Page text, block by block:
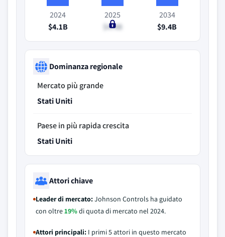
2024
$4.1B
2025
$4.4B
2034
$9.4B
Dominanza regionale
Mercato più grande
Stati Uniti
Paese in più rapida crescita
Stati Uniti
Attori chiave
Leader di mercato:Johnson Controls ha guidato
con oltre19%di quota di mercato nel 2024.
Attori principali: I primi 5 attori in questo mercato